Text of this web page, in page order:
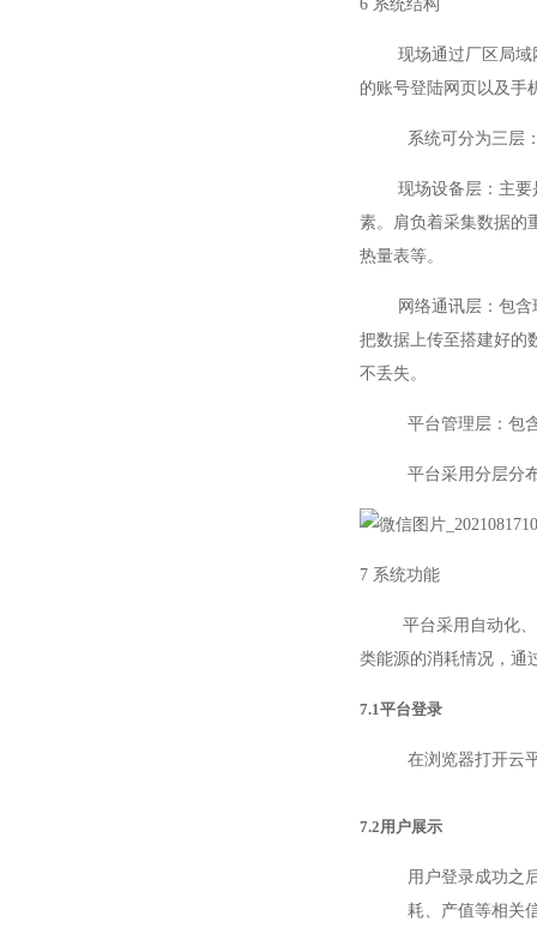
6 系统结构
现场通过厂区局域网
的账号登陆网页以及手
系统可分为三层
现场设备层：主要是
素。肩负着采集数据的
热量表等。
网络通讯层：包含现
把数据上传至搭建好的
不丢失。
平台管理层：包
平台采用分层分
7 系统功能
平台采用自动化、信
类能源的消耗情况，通
7.1平台登录
在浏览器打开云
7.2用户展示
用户登录成功之
耗、产值等相关